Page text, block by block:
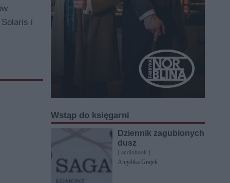
i
Wstąp do księgarni
Dziennik zagubionych
dusz
[ audiobook ]
Angelika Grajek